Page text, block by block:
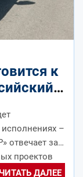
к
–
отвечает за
проектов
ЧИТАТЬ ДАЛЕЕ